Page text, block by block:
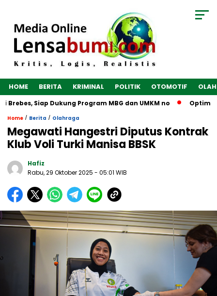
HOME BERITA KRIMINAL POLITIK OTOMOTIF
Siap Dukung Program MBG dan UMKM no
Home / Berita / Olahraga
Megawati Hangestri Diputus Kontrak
Klub Voli Turki Manisa BBSK
Hafiz
Rabu, 29 Oktober 2025 - 05:01 WIB